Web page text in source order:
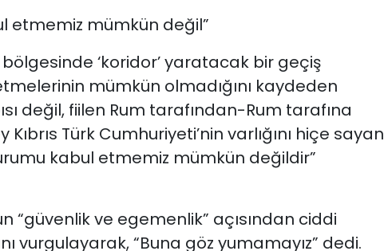
etmemiz mümkün değil”
bölgesinde ‘koridor’ yaratacak bir geçiş
mümkün olmadığını kaydeden
değil, fiilen Rum tarafından-Rum tarafına
Türk Cumhuriyeti’nin varlığını hiçe sayan
kabul etmemiz mümkün değildir”
“güvenlik ve egemenlik” açısından ciddi
vurgulayarak, “Buna göz yumamayız” dedi.